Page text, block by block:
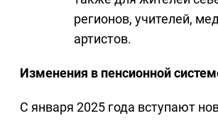
регионов, учителей,
артистов.
Изменения в пенсионной
С января 2025 года вступают